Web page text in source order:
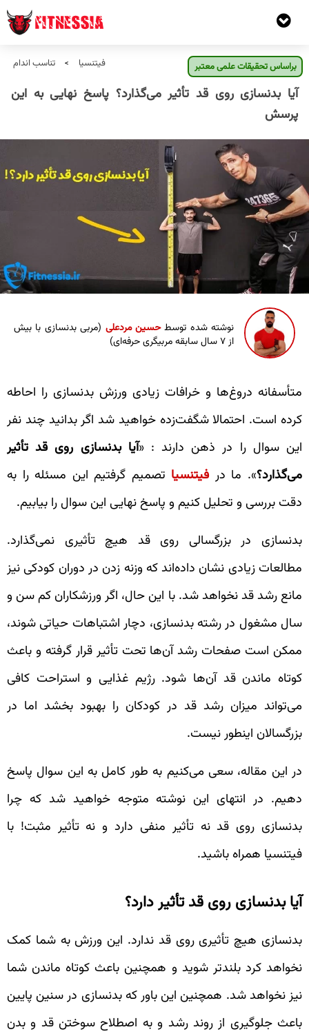
براساس تحقیقات علمی معتبر فیتنسیا > تناسب اندام
آیا بدنسازی روی قد تأثیر می‌گذارد؟ پاسخ نهایی به این
پرسش
نوشته شده توسطحسین مردعلی (مربی بدنسازی با بیش
از ۷ سال سابقه مربیگری حرفه‌ای)
متأسفانه دروغ‌ها و خرافات زیادی ورزش بدنسازی را احاطه
کرده است. احتمالا شگفت‌زده خواهید شد اگر بدانید چند نفر
این سوال را در ذهن دارند : «آیا بدنسازی روی قد تأثیر
می‌گذارد؟». ما در فیتنسیا تصمیم گرفتیم این مسئله را به
دقت بررسی و تحلیل کنیم و پاسخ نهایی این سوال را بیابیم.
بدنسازی در بزرگسالی روی قد هیچ تأثیری نمی‌گذارد.
مطالعات زیادی نشان داده‌اند که وزنه زدن در دوران کودکی نیز
مانع رشد قد نخواهد شد. با این حال، اگر ورزشکاران کم سن و
سال مشغول در رشته بدنسازی، دچار اشتباهات حیاتی شوند،
ممکن است صفحات رشد آن‌ها تحت تأثیر قرار گرفته و باعث
کوتاه ماندن قد آن‌ها شود. رژیم غذایی و استراحت کافی
می‌تواند میزان رشد قد در کودکان را بهبود بخشد اما در
بزرگسالان اینطور نیست.
در این مقاله، سعی می‌کنیم به طور کامل به این سوال پاسخ
دهیم. در انتهای این نوشته متوجه خواهید شد که چرا
بدنسازی روی قد نه تأثیر منفی دارد و نه تأثیر مثبت! با
فیتنسیا همراه باشید.
آیا بدنسازی روی قد تأثیر دارد؟
بدنسازی هیچ تأثیری روی قد ندارد. این ورزش به شما کمک
نخواهد کرد بلندتر شوید و همچنین باعث کوتاه ماندن شما
نیز نخواهد شد. همچنین این باور که بدنسازی در سنین پایین
باعث جلوگیری از روند رشد و به اصطلاح سوختن قد و بدن